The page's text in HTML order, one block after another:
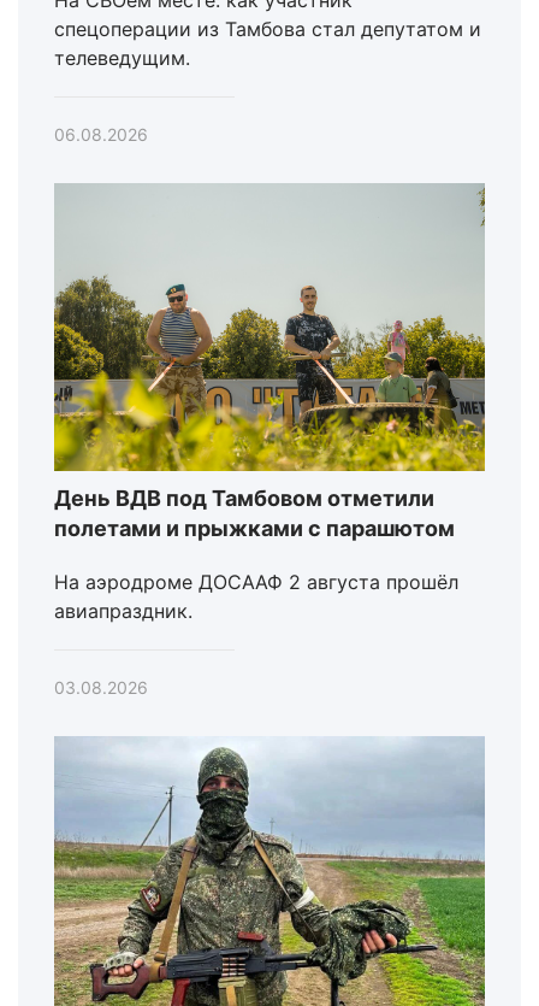
спецоперации из Тамбова стал депутатом и
телеведущим.
06.08.2026
День ВДВ под Тамбовом отметили
полетами и прыжками с парашютом
На аэродроме ДОСААФ 2 августа прошёл
авиапраздник.
03.08.2026